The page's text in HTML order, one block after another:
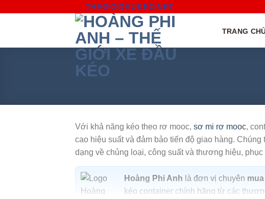
THEGIOIDAUKEO.NET
TRANG
Với khả năng kéo theo rơ mooc, sơ mi rơ mooc,
cao hiệu suất và đảm bảo tiến độ giao hàng. Chúng
dạng về chủng loại, công suất và thương hiệu,
Hoàng Phi Anh là đơn vị chuyên
kéo container chính hãng từ các